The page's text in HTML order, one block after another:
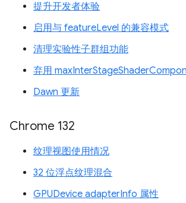
提升开发者体验
启用与 featureLevel 的兼容模式
清理实验性子群组功能
弃用
Dawn 更新
Chrome 132
纹理视图使用情况
32 位浮点纹理混合
GPUDevice adapterInfo 属性